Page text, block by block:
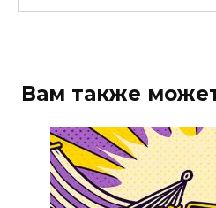
Вам также